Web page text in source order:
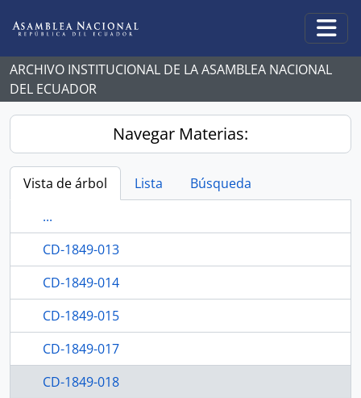
ARCHIVO INSTITUCIONAL DE LA ASAMBLEA NACIONAL
DEL ECUADOR
Navegar Materias:
Vista de árbol Lista
Búsqueda
...
CD-1849-013
CD-1849-014
CD-1849-015
CD-1849-017
CD-1849-018